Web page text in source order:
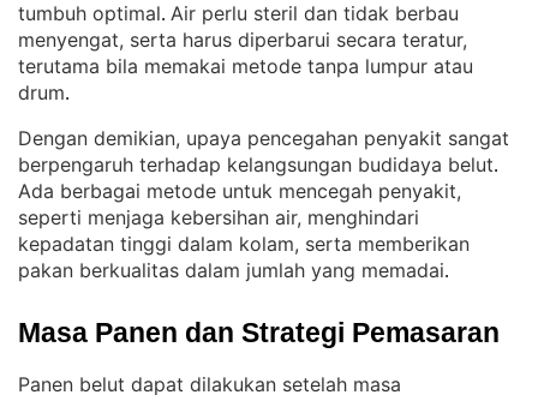
tumbuh optimal. Air perlu steril dan tidak berbau
menyengat, serta harus diperbarui secara teratur,
terutama bila memakai metode tanpa lumpur atau
drum.
Dengan demikian, upaya pencegahan penyakit sangat
berpengaruh terhadap kelangsungan budidaya belut
Ada berbagai metode untuk mencegah penyakit,
seperti menjaga kebersihan air, menghindari
kepadatan tinggi dalam kolam, serta memberikan
pakan berkualitas dalam jumlah yang memadai.
Masa Panen dan Strategi Pemasaran
Panen belut dapat dilakukan setelah masa